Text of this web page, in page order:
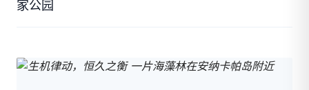
家公园